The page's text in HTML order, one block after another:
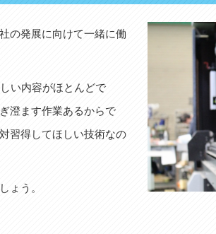
の発展に向けて一緒に働
い内容がほとんどで
澄ます作業あるからで
習得してほしい技術なの
ょう。